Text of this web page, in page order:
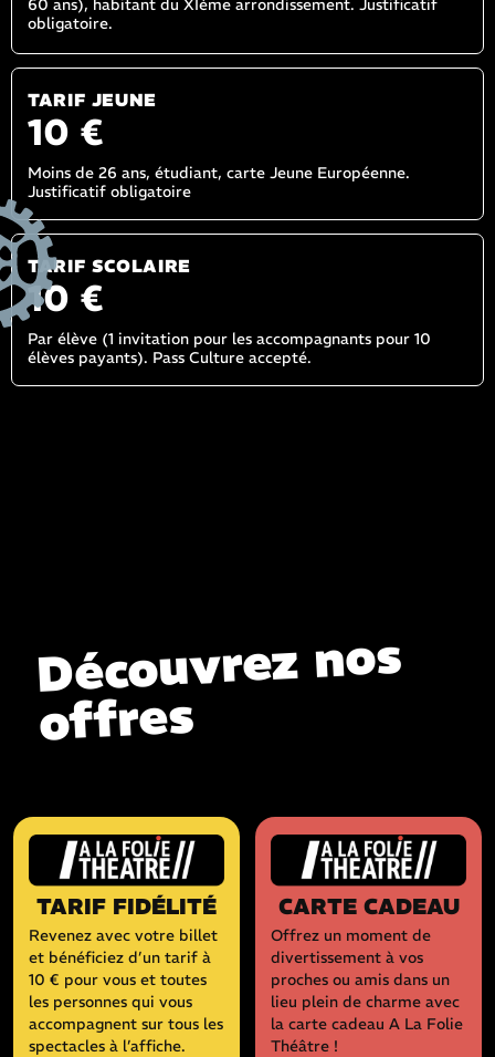
60 ans), habitant du XIème arrondissement. Justificatif
obligatoire.
TARIF JEUNE
10 €
Moins de 26 ans, étudiant, carte Jeune Européenne.
Justificatif obligatoire
TARIF SCOLAIRE
10 €
Par élève (1 invitation pour les accompagnants pour 10
élèves payants). Pass Culture accepté.
Découvrez nos
offres
TARIF FIDÉLITÉ
Revenez avec votre billet
et bénéficiez d’un tarif à
10 € pour vous et toutes
les personnes qui vous
accompagnent sur tous les
spectacles à l’affiche.
CARTE CADEAU
Offrez un moment de
divertissement à vos
proches ou amis dans un
lieu plein de charme avec
la carte cadeau A La Folie
Théâtre !